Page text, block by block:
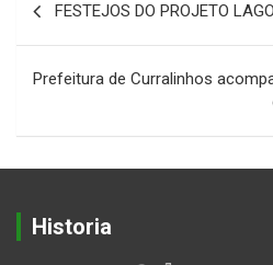
Post
FESTEJOS DO PROJETO
Prefeitura de Curralinhos
Historia